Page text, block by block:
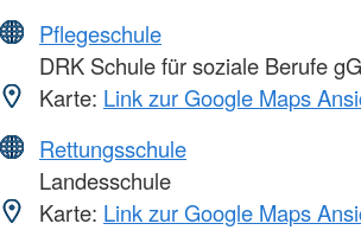
Pflegeschule
DRK Schule für soziale Berufe
Karte: Link zur Google Maps
Rettungsschule
Landesschule
Karte: Link zur Google Maps